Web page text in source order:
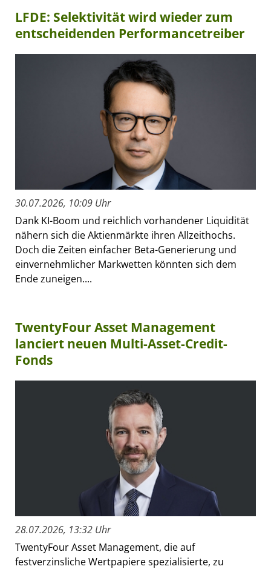
LFDE: Selektivität wird wieder zum
entscheidenden Performancetreiber
30.07.2026, 10:09 Uhr
Dank KI-Boom und reichlich vorhandener Liquidität
nähern sich die Aktienmärkte ihren Allzeithochs.
Doch die Zeiten einfacher Beta-Generierung und
einvernehmlicher Markwetten könnten sich dem
Ende zuneigen....
TwentyFour Asset Management
lanciert neuen Multi-Asset-Credit-
Fonds
28.07.2026, 13:32 Uhr
TwentyFour Asset Management, die auf
festverzinsliche Wertpapiere spezialisierte, zu